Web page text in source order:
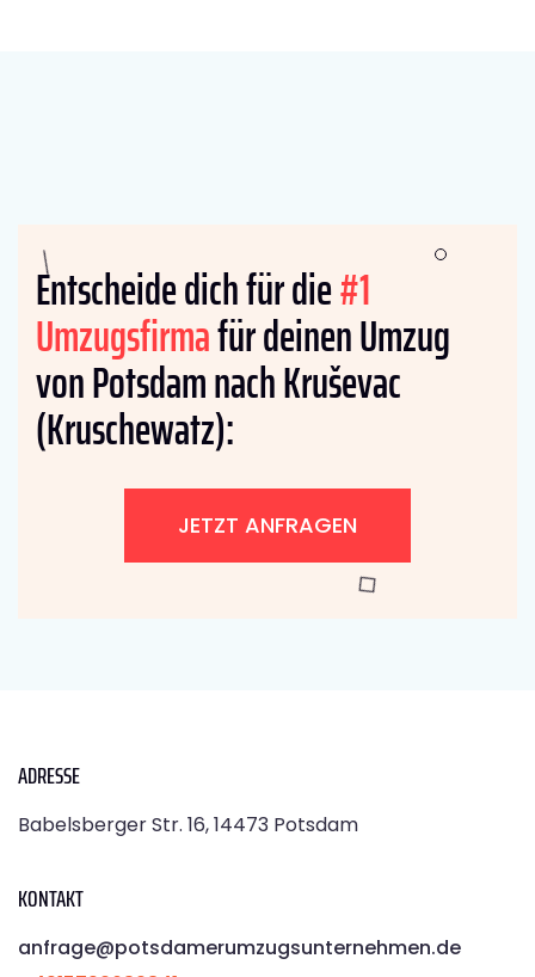
Entscheide dich für die#1
Umzugsfirmafür deinen Umzug
von Potsdam nach Kruševac
(Kruschewatz):
JETZT ANFRAGEN
ADRESSE
Babelsberger Str. 16, 14473 Potsdam
KONTAKT
anfrage@potsdamerumzugsunternehmen.de